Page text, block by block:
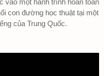
vào một hành trình hoàn toàn
con đường học thuật tại một
của Trung Quốc.